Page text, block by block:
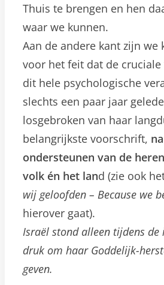
Thuis te brengen en hen
waar we kunnen.
Aan de andere kant zijn we
voor het feit dat de
dit hele psychologische
slechts een paar jaar
losgebroken van haar
belangrijkste voorschrift,
ondersteunen van de
volk én het land (zie ook
wij geloofden – Because we
hierover gaat).
Israël stond alleen tijdens
druk om haar Goddelijk-
geven.